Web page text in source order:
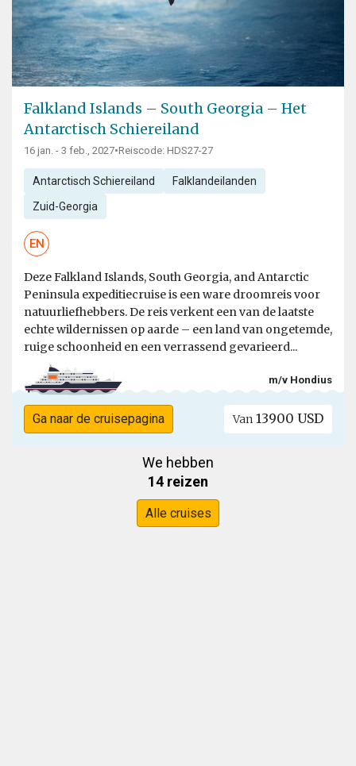
Falkland Islands – South Georgia – Het
Antarctisch Schiereiland
16 jan. - 3 feb., 2027•Reiscode: HDS27-27
Antarctisch Schiereiland Falklandeilanden
Zuid-Georgia
EN
Deze Falkland Islands, South Georgia, and Antarctic
Peninsula expeditiecruise is een ware droomreis voor
natuurliefhebbers. De reis verkent een van de laatste
echte wildernissen op aarde – een land van ongetemde,
ruige schoonheid en een verrassend gevarieerd...
m/v Hondius
Ga naar de cruisepagina Van 13900 USD
We hebben
14 reizen
Alle cruises